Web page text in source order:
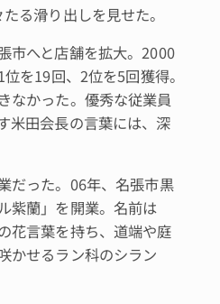
る滑り出しを見せた。
市へと店舗を拡大。2000
を19回、2位を5回獲得。
なかった。優秀な従業員
米田会長の言葉には、深
だった。06年、名張市黒
紫蘭」を開業。名前は
花言葉を持ち、道端や庭
かせるラン科のシラン